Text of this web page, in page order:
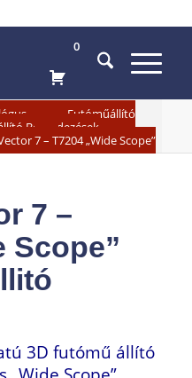
0
Futóműállító
Berendezések
7 – T7204 „Wide Scope”
7 –
Scope”
3D futómű állító